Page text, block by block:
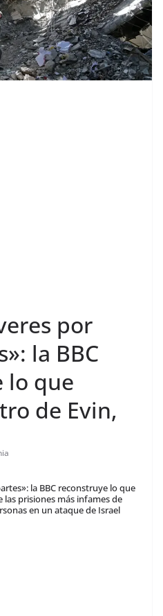
por
la BBC
lo que
de Evin,
la BBC reconstruye lo que
prisiones más infames de
en un ataque de Israel